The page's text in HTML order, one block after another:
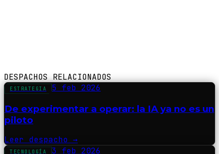
DESPACHOS RELACIONADOS
ESTRATEGIA 5 feb 2026
De experimentar a operar: la IA ya no es un
piloto
Leer despacho →
TECNOLOGÍA 3 feb 2026